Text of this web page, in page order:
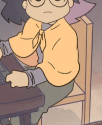
常見問題